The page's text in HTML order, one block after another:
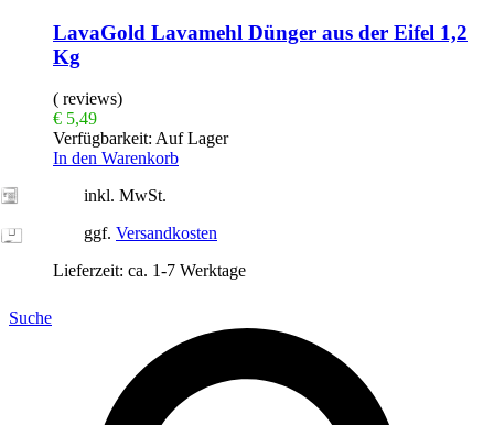
LavaGold Lavamehl Dünger aus der Eifel 1,2
Kg
( reviews)
€ 5,49
Verfügbarkeit: Auf Lager
In den Warenkorb
inkl. MwSt.
ggf. Versandkosten
Lieferzeit: ca. 1-7 Werktage
Suche